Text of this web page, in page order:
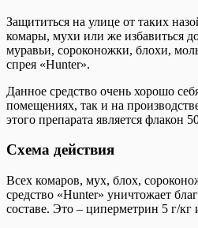
Защититься на улице от таких
комары, мухи или же избавиться
муравьи, сороконожки, блохи,
спрея «Hunter».
Данное средство очень хорошо
помещениях, так и на
этого препарата является флакон
Схема действия
Всех комаров, мух, блох,
средство «Hunter» уничтожает
составе. Это – циперметрин 5 г/кг